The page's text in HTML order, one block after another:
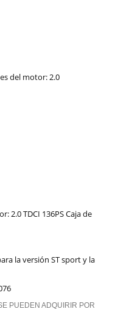
del motor: 2.0
2.0 TDCI 136PS Caja de
la versión ST sport y la
PUEDEN ADQUIRIR POR